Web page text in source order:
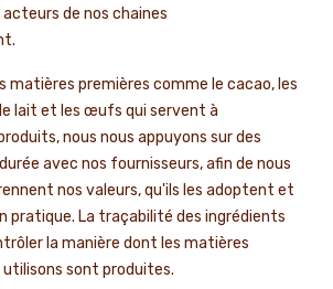
de nos chaines
matières premières comme le cacao, les
lait et les œufs qui servent à
nous nous appuyons sur des
avec nos fournisseurs, afin de nous
nos valeurs, qu'ils les adoptent et
pratique. La traçabilité des ingrédients
la manière dont les matières
utilisons sont produites.